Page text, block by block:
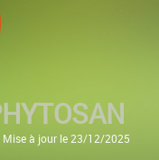
Mise à jour le 23/12/2025